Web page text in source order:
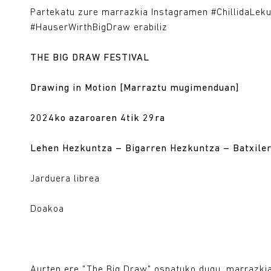
Partekatu zure marrazkia Instagramen
#HauserWirthBigDraw erabiliz
THE BIG DRAW FESTIVAL
Drawing in Motion [Marraztu mugimenduan]
2024ko azaroaren 4tik 29ra
Lehen Hezkuntza – Bigarren Hezkuntza –
Jarduera librea
Doakoa